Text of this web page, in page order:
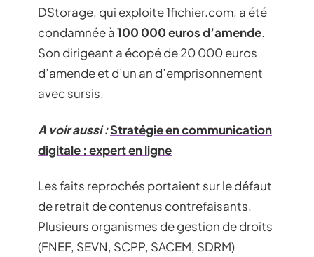
DStorage, qui exploite 1fichier.com, a été
condamnée à100 000 euros d’amende.
Son dirigeant a écopé de 20 000 euros
d’amende et d’un an d’emprisonnement
avec sursis.
A voir aussi :Stratégie en communication
digitale : expert en ligne
Les faits reprochés portaient sur le défaut
de retrait de contenus contrefaisants.
Plusieurs organismes de gestion de droits
(FNEF, SEVN, SCPP, SACEM, SDRM)